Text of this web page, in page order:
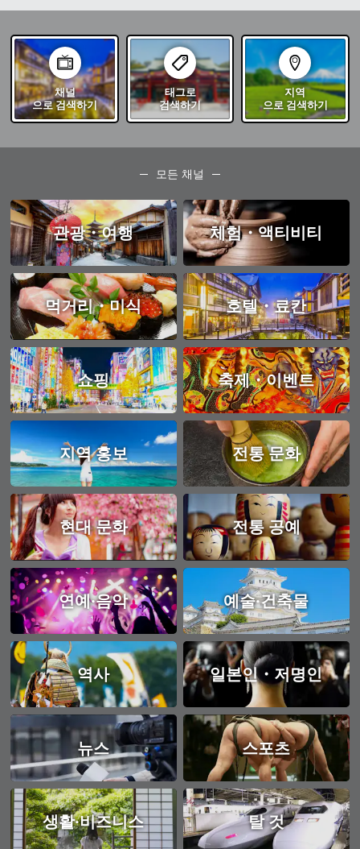
채널
으로 검색하기
태그로
검색하기
지역
으로 검색하기
모든 채널
관광・여행 체험・액티비티
먹거리・미식 호텔・료칸
쇼핑 축제・이벤트
지역 홍보 전통 문화
현대 문화 전통 공예
연예·음악 예술·건축물
역사 일본인・저명인
뉴스 스포츠
생활·비즈니스 탈 것